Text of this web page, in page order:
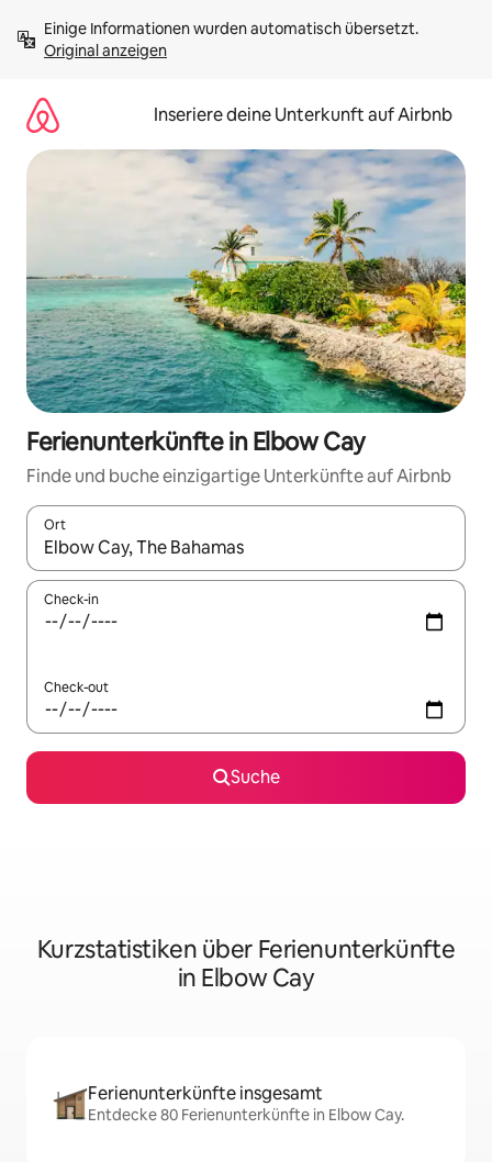
Inhalten
springenOriginal anzeigen
Inseriere deine Unterkunft auf Airbnb
Ferienunterkünfte in Elbow Cay
Finde und buche einzigartige Unterkünfte auf Airbnb
Ort
Wenn Ergebnisse verfügbar sind, navigiere mit den
Check-in
Check-out
Suche
Kurzstatistiken über Ferienunterkünfte
in Elbow Cay
Ferienunterkünfte insgesamt
Entdecke 80 Ferienunterkünfte in Elbow Cay.